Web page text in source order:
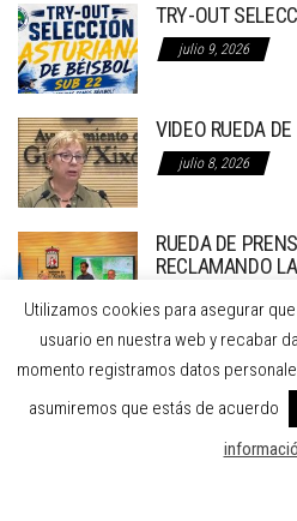
TRY-OUT
julio 9, 2026
VIDEO RUEDA
julio 8, 2026
RUEDA DE
RECLAMANDO
julio 7, 2026
FEDERACION DE BEISBOL Y SOFBOL
Utilizamos cookies para asegurar
usuario en nuestra web y recabar
momento registramos datos
asumiremos que estás de acuerdo